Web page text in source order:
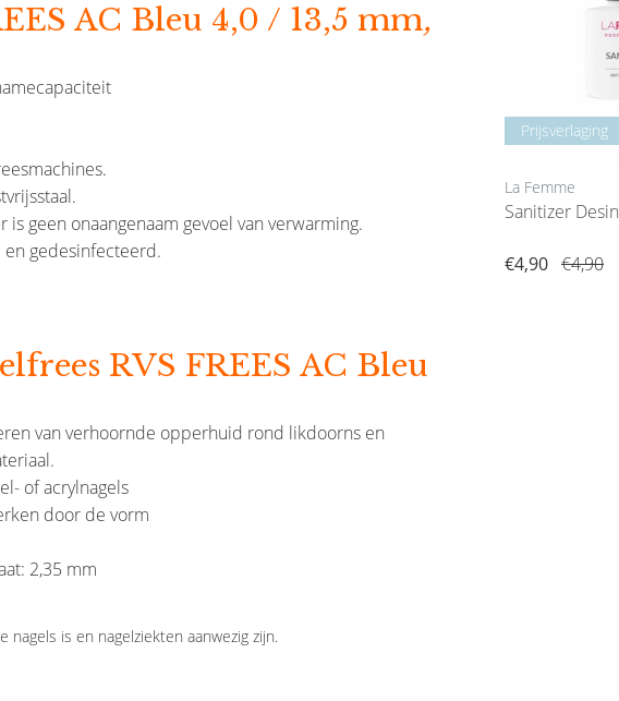
AC Bleu 4,0 / 13,5 mm,
geen onaangenaam gevoel van verwarming.
gedesinfecteerd.
RVS FREES AC Bleu
van verhoornde opperhuid rond likdoorns en
of acrylnagels
door de vorm
2,35 mm
is en nagelziekten aanwezig zijn.
Kussen Nail Art Tool Dot
Prijsverlaging
La Femme
Sanitizer
€4,90 €4,90